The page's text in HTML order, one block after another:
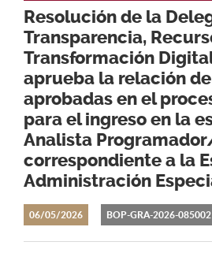
06/05/2026
Resolución de la
Transparencia,
Transformación
aprueba la relación
aprobadas en el
para el ingreso en la
Analista
correspondiente a la
Administración
BOP-GRA-2026-085002